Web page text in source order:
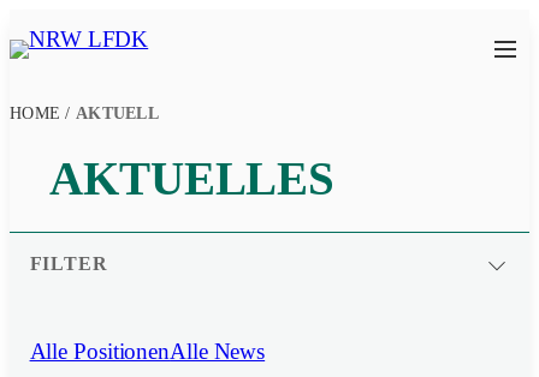
Inhalt
NRW
HOME / AKTUELL
AKTUELLES
FILTER
✕FILTER ZURÜCKSETZEN
Alle PositionenAlle News